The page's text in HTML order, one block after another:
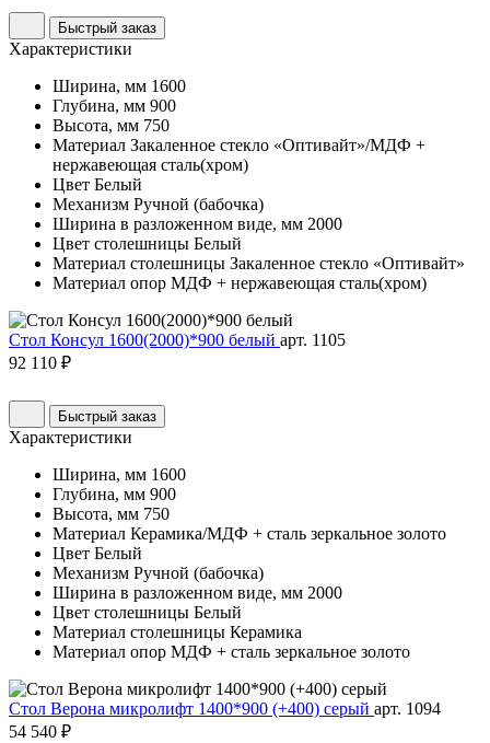
Быстрый заказ
Характеристики
Ширина, мм 1600
Глубина, мм 900
Высота, мм 750
Материал Закаленное стекло «Оптивайт»/МДФ +
нержавеющая сталь(хром)
Цвет Белый
Механизм Ручной (бабочка)
Ширина в разложенном виде, мм 2000
Цвет столешницы Белый
Материал столешницы Закаленное стекло «Оптивайт»
Материал опор МДФ + нержавеющая сталь(хром)
Стол Консул 1600(2000)*900 белый арт. 1105
92 110 ₽
Быстрый заказ
Характеристики
Ширина, мм 1600
Глубина, мм 900
Высота, мм 750
Материал Керамика/МДФ + сталь зеркальное золото
Цвет Белый
Механизм Ручной (бабочка)
Ширина в разложенном виде, мм 2000
Цвет столешницы Белый
Материал столешницы Керамика
Материал опор МДФ + сталь зеркальное золото
Стол Верона микролифт 1400*900 (+400) серый арт. 1094
54 540 ₽